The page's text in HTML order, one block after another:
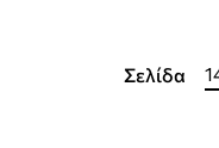
Σελίδα